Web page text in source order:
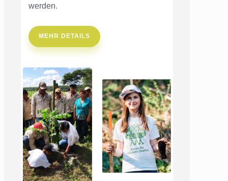
werden.
MEHR DETAILS